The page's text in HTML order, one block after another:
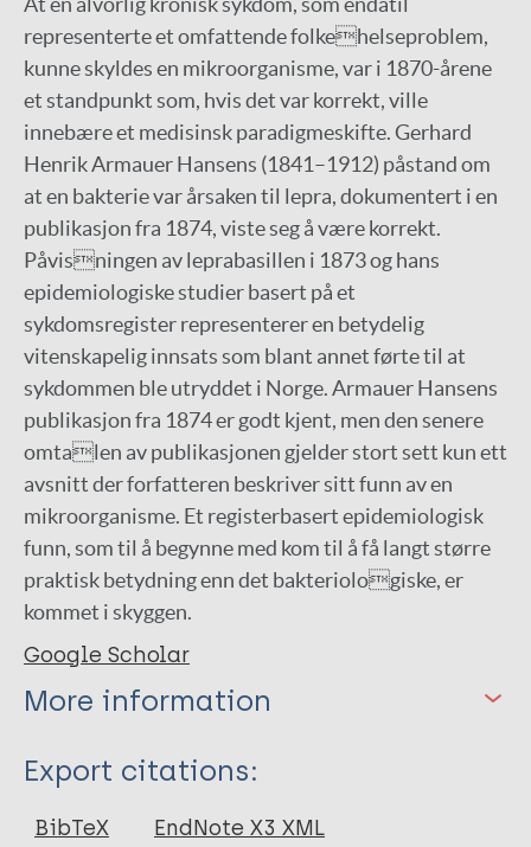
representerte et omfattende folkehelseproblem,
kunne skyldes en mikroorganisme, var i 1870-årene
et standpunkt som, hvis det var korrekt, ville
innebære et medisinsk paradigmeskifte. Gerhard
Henrik Armauer Hansens (1841–1912) påstand om
at en bakterie var årsaken til lepra, dokumentert i en
publikasjon fra 1874, viste seg å være korrekt.
Påvisningen av leprabasillen i 1873 og hans
epidemiologiske studier basert på et
sykdomsregister representerer en betydelig
vitenskapelig innsats som blant annet førte til at
sykdommen ble utryddet i Norge. Armauer Hansens
publikasjon fra 1874 er godt kjent, men den senere
omtalen av publikasjonen gjelder stort sett kun ett
avsnitt der forfatteren beskriver sitt funn av en
mikroorganisme. Et registerbasert epidemiologisk
funn, som til å begynne med kom til å få langt større
praktisk betydning enn det bakteriologiske, er
kommet i skyggen.
Google Scholar
More information
Type
Journal Article
Export citations:
BibTeX
EndNote X3 XML